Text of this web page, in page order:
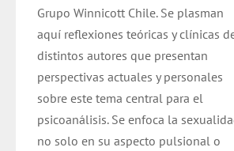
Grupo Winnicott Chile. Se plasman
aquí reflexiones teóricas y clínicas
distintos autores que presentan
perspectivas actuales y personales
sobre este tema central para el
psicoanálisis. Se enfoca la
no solo en su aspecto pulsional o